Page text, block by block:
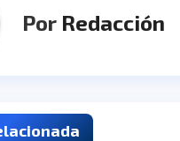
Por Redacción